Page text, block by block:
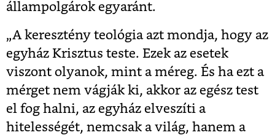
állampolgárok egyaránt.
„A keresztény teológia azt mondja, hogy az
egyház Krisztus teste. Ezek az esetek
viszont olyanok, mint a méreg. És ha ezt a
mérget nem vágják ki, akkor az egész test
el fog halni, az egyház elveszíti a
hitelességét, nemcsak a világ, hanem a